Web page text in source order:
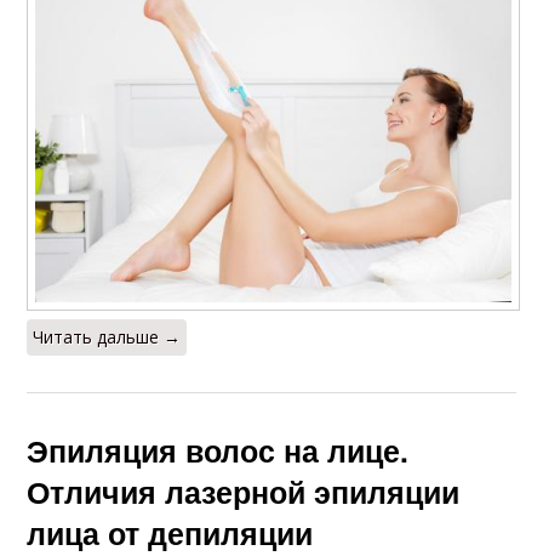
Читать дальше →
Эпиляция волос на лице.
Отличия лазерной эпиляции
лица от депиляции